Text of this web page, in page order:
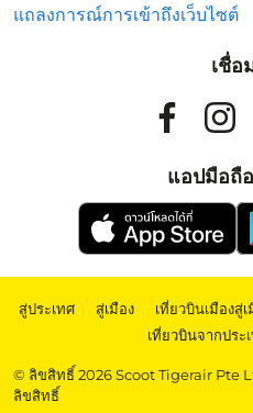
แถลงการณ์การเข้าถึงเว็บไซต์
เชื่อ
แอปมือถื
สู่ประเทศ | สู่เมือง | เที่ยวบินเมืองสู่เ
เที่ยวบินจากประ
© ลิขสิทธิ์ 2026 Scoot Tigerair Pte
ลิขสิทธิ์